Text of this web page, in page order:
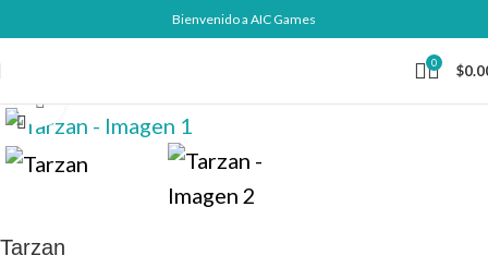
Bienvenido a AIC Games
0 $
Click to enlarge
Tarzan